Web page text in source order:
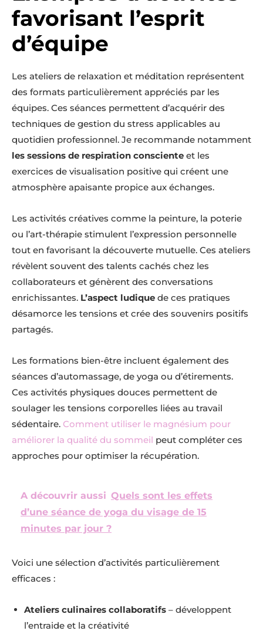
favorisant l’esprit
d’équipe
Les ateliers de relaxation et méditation représentent
des formats particulièrement appréciés par les
équipes. Ces séances permettent d’acquérir des
techniques de gestion du stress applicables au
quotidien professionnel. Je recommande notamment
les sessions de respiration consciente et les
exercices de visualisation positive qui créent une
atmosphère apaisante propice aux échanges.
Les activités créatives comme la peinture, la poterie
ou l’art-thérapie stimulent l’expression personnelle
tout en favorisant la découverte mutuelle. Ces ateliers
révèlent souvent des talents cachés chez les
collaborateurs et génèrent des conversations
enrichissantes. L’aspect ludique de ces pratiques
désamorce les tensions et crée des souvenirs positifs
partagés.
Les formations bien-être incluent également des
séances d’automassage, de yoga ou d’étirements.
Ces activités physiques douces permettent de
soulager les tensions corporelles liées au travail
sédentaire. Comment utiliser le magnésium pour
améliorer la qualité du sommeil peut compléter ces
approches pour optimiser la récupération.
A découvrir aussi Quels sont les effets
d’une séance de yoga du visage de 15
minutes par jour ?
Voici une sélection d’activités particulièrement
efficaces :
Ateliers culinaires collaboratifs – développent
l’entraide et la créativité